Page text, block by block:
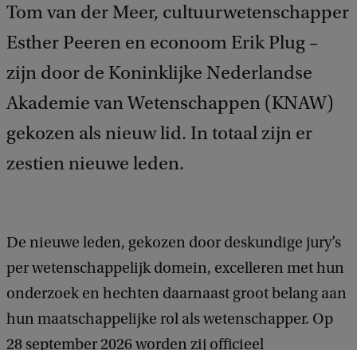
Tom van der Meer, cultuurwetenschapper
Esther Peeren en econoom Erik Plug –
zijn door de Koninklijke Nederlandse
Akademie van Wetenschappen (KNAW)
gekozen als nieuw lid. In totaal zijn er
zestien nieuwe leden.
De nieuwe leden, gekozen door deskundige jury’s
per wetenschappelijk domein, excelleren met hun
onderzoek en hechten daarnaast groot belang aan
hun maatschappelijke rol als wetenschapper. Op
28 september 2026 worden zij officieel